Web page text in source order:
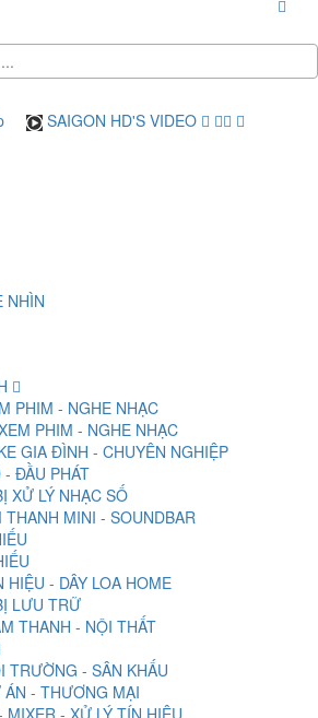
SAIGON HD'S VIDEO
NHÌN
PHIM - NGHE NHẠC
PHIM - NGHE NHẠC
GIA ĐÌNH - CHUYÊN NGHIỆP
- ĐẦU PHÁT
XỬ LÝ NHẠC SỐ
THANH MINI - SOUNDBAR
HIỆU - DÂY LOA HOME
LƯU TRỮ
THANH - NỘI THẤT
TRƯỜNG - SÂN KHẤU
ÁN - THƯƠNG MẠI
MIXER - XỬ LÝ TÍN HIỆU